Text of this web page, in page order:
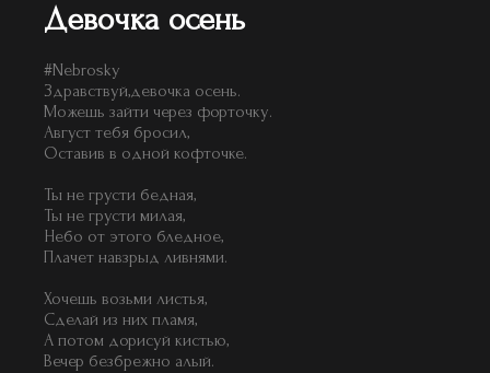
Девочка осень
#Nebrosky
Здравствуй,девочка осень.
Можешь зайти через форточку.
Август тебя бросил,
Оставив в одной кофточке.
Ты не грусти бедная,
Ты не грусти милая,
Небо от этого бледное,
Плачет навзрыд ливнями.
Хочешь возьми листья,
Сделай из них пламя,
А потом дорисуй кистью,
Вечер безбрежно алый.